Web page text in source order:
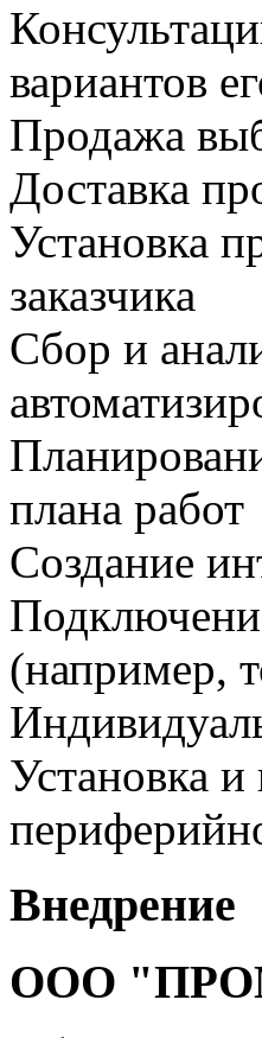
вариантов
Продажа
Доставка
Установка
заказчика
Сбор и
плана работ
Создание
(например,
Установка
Внедрение
ООО